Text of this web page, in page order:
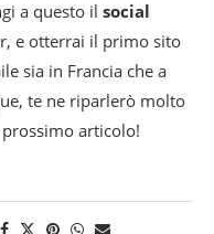
a questo il social
e otterrai il primo sito
sia in Francia che a
te ne riparlerò molto
articolo!